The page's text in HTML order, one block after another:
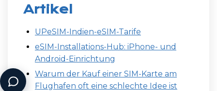
Artikel
UPeSIM-Indien-eSIM-Tarife
eSIM-Installations-Hub: iPhone- und
Android-Einrichtung
Warum der Kauf einer SIM-Karte am
Flughafen oft eine schlechte Idee ist